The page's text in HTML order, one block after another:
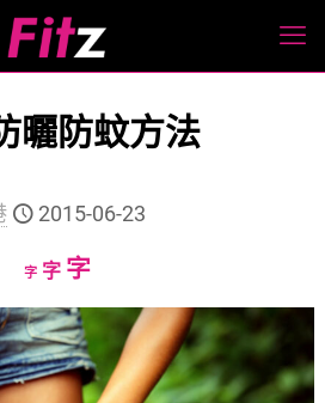
曬防蚊方法
2015-06-23
字Decrease
size.
字Reset
size.
字Increase
size.